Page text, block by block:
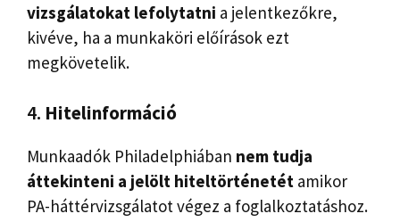
vizsgálatokat lefolytatni a jelentkezőkre,
kivéve, ha a munkaköri előírások ezt
megkövetelik.
4. Hitelinformáció
Munkaadók Philadelphiában nem tudja
áttekinteni a jelölt hiteltörténetét amikor
PA-háttérvizsgálatot végez a foglalkoztatáshoz.